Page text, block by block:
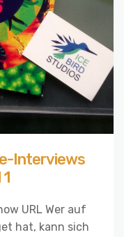
Interviews
URL Wer auf
hat, kann sich